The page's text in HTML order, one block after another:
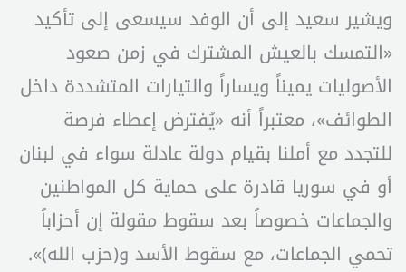
ويشير سعيد إلى أن الوفد سيسعى إلى تأكيد
«التمسك بالعيش المشترك في زمن صعود
الأصوليات يميناً ويساراً والتيارات المتشددة داخل
الطوائف»، معتبراً أنه «يُفترض إعطاء فرصة
للتجدد مع أملنا بقيام دولة عادلة سواء في لبنان
أو في سوريا قادرة على حماية كل المواطنين
والجماعات خصوصاً بعد سقوط مقولة إن أحزاباً
تحمي الجماعات، مع سقوط الأسد و(حزب الله)».